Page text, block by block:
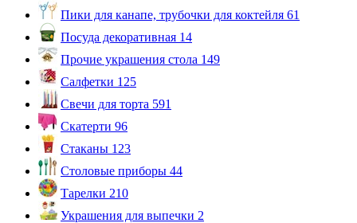
Пики для канапе, трубочки для коктейля 61
Посуда декоративная 14
Прочие украшения стола 149
Салфетки 125
Свечи для торта 591
Скатерти 96
Стаканы 123
Столовые приборы 44
Тарелки 210
Украшения для выпечки 2